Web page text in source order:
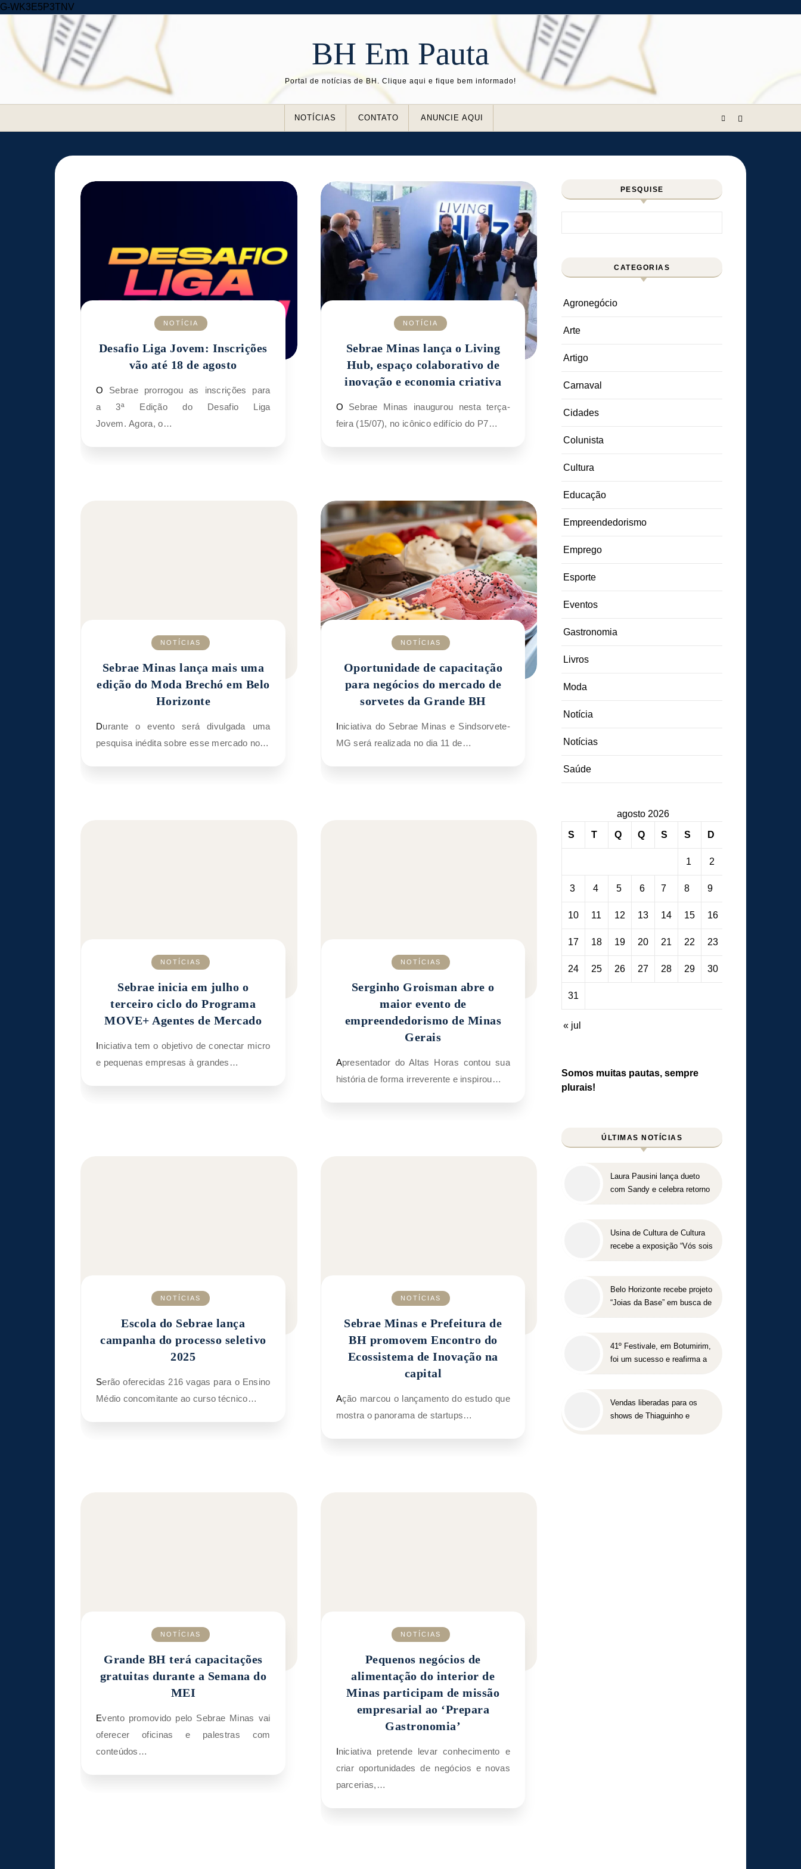
G-WK3E5P3TNVSkip to content
BH Em Pauta
Portal de notícias de BH. Clique aqui e fique bem informado!
NOTÍCIAS CONTATO ANUNCIE AQUI
NOTÍCIA
Desafio Liga Jovem: Inscrições
vão até 18 de agosto
O Sebrae prorrogou as inscrições para
a 3ª Edição do Desafio Liga
Jovem. Agora, o…
NOTÍCIA
Sebrae Minas lança o Living
Hub, espaço colaborativo de
inovação e economia criativa
O Sebrae Minas inaugurou nesta terça-
feira (15/07), no icônico edifício do P7…
NOTÍCIAS
Sebrae Minas lança mais uma
edição do Moda Brechó em Belo
Horizonte
Durante o evento será divulgada uma
pesquisa inédita sobre esse mercado no…
NOTÍCIAS
Oportunidade de capacitação
para negócios do mercado de
sorvetes da Grande BH
Iniciativa do Sebrae Minas e Sindsorvete-
MG será realizada no dia 11 de…
NOTÍCIAS
Sebrae inicia em julho o
terceiro ciclo do Programa
MOVE+ Agentes de Mercado
Iniciativa tem o objetivo de conectar micro
e pequenas empresas à grandes…
NOTÍCIAS
Serginho Groisman abre o
maior evento de
empreendedorismo de Minas
Gerais
Apresentador do Altas Horas contou sua
história de forma irreverente e inspirou…
NOTÍCIAS
Escola do Sebrae lança
campanha do processo seletivo
2025
Serão oferecidas 216 vagas para o Ensino
Médio concomitante ao curso técnico…
NOTÍCIAS
Sebrae Minas e Prefeitura de
BH promovem Encontro do
Ecossistema de Inovação na
capital
Ação marcou o lançamento do estudo que
mostra o panorama de startups…
NOTÍCIAS
Grande BH terá capacitações
gratuitas durante a Semana do
MEI
Evento promovido pelo Sebrae Minas vai
oferecer oficinas e palestras com
conteúdos…
NOTÍCIAS
Pequenos negócios de
alimentação do interior de
Minas participam de missão
empresarial ao ‘Prepara
Gastronomia’
Iniciativa pretende levar conhecimento e
criar oportunidades de negócios e novas
parcerias,…
PESQUISE
CATEGORIAS
Agronegócio
Arte
Artigo
Carnaval
Cidades
Colunista
Cultura
Educação
Empreendedorismo
Emprego
Esporte
Eventos
Gastronomia
Livros
Moda
Notícia
Notícias
Saúde
agosto 2026
S T Q Q S S D
1 2
3 4 5 6 7 8 9
10 11 12 13 14 15 16
17 18 19 20 21 22 23
24 25 26 27 28 29 30
31
« jul
Somos muitas pautas, sempre
plurais!
ÚLTIMAS NOTÍCIAS
Laura Pausini lança dueto
com Sandy e celebra retorno
Usina de Cultura de Cultura
recebe a exposição “Vós sois
Belo Horizonte recebe projeto
“Joias da Base” em busca de
41º Festivale, em Botumirim,
foi um sucesso e reafirma a
Vendas liberadas para os
shows de Thiaguinho e